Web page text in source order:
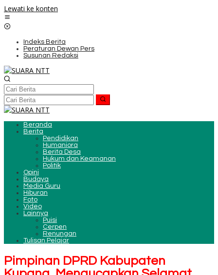
Lewati ke konten
Indeks Berita
Peraturan Dewan Pers
Susunan Redaksi
Beranda
Berita
Pendidikan
Humaniora
Berita Desa
Hukum dan Keamanan
Politik
Opini
Budaya
Media Guru
Hiburan
Foto
Video
Lainnya
Puisi
Cerpen
Renungan
Tulisan Pelajar
Pimpinan DPRD Kabupaten